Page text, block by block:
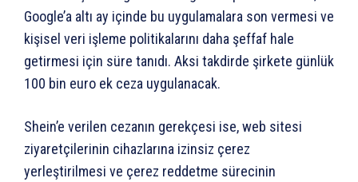
Google’a altı ay içinde bu uygulamalara son vermesi ve
kişisel veri işleme politikalarını daha şeffaf hale
getirmesi için süre tanıdı. Aksi takdirde şirkete günlük
100 bin euro ek ceza uygulanacak.
Shein’e verilen cezanın gerekçesi ise, web sitesi
ziyaretçilerinin cihazlarına izinsiz çerez
yerleştirilmesi ve çerez reddetme sürecinin